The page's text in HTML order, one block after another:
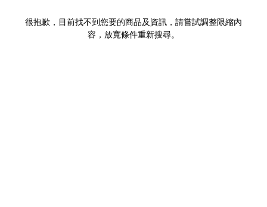
很抱歉，目前找不到您要的商品及資訊，請嘗試調整限縮內
容，放寬條件重新搜尋。